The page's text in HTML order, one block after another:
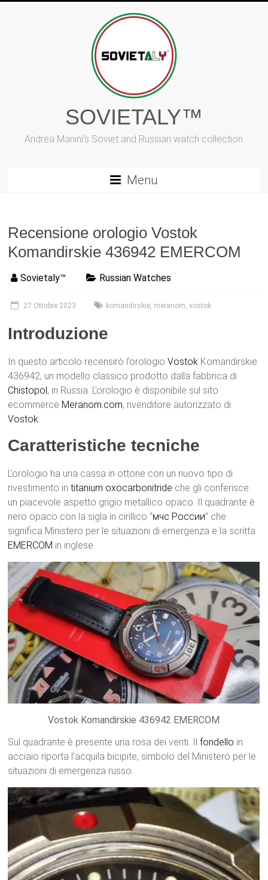
SOVIETALY™
Andrea Manini's Soviet and Russian watch collection
Menu
Recensione orologio Vostok
Komandirskie 436942 EMERCOM
Sovietaly™ Russian Watches
27 Ottobre 2023 komandirskie, meranom,vostok
Introduzione
In questo articolo recensirò l’orologioVostok Komandirskie
436942, un modello classico prodotto dalla fabbrica di
Chistopol, in Russia. L’orologio è disponibile sul sito
ecommerce Meranom.com, rivenditore autorizzato di
Vostok.
Caratteristiche tecniche
L’orologio ha una cassa in ottone con un nuovo tipo di
rivestimento intitanium oxocarbonitride che gli conferisce
un piacevole aspetto grigio metallico opaco. Il quadrante è
nero opaco con la sigla in cirillico “мчс России” che
significa Ministero per le situazioni di emergenza e la scritta
EMERCOM in inglese.
Vostok Komandirskie 436942 EMERCOM
Sul quadrante è presente una rosa dei venti. Ilfondello in
acciaio riporta l’acquila bicipite, simbolo del Ministero per le
situazioni di emergenza russo.